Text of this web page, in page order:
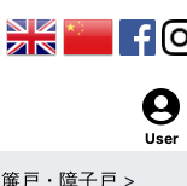
User
簾戸・障子戸 >